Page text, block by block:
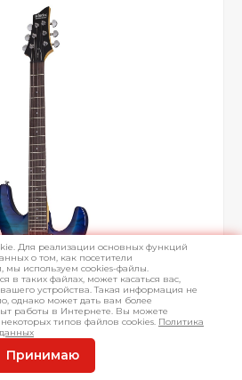
Для реализации основных функций
о том, как посетители
мы используем cookies-файлы.
в таких файлах, может касаться вас,
устройства. Такая информация не
однако может дать вам более
работы в Интернете. Вы можете
типов файлов cookies. Политика
Принимаю